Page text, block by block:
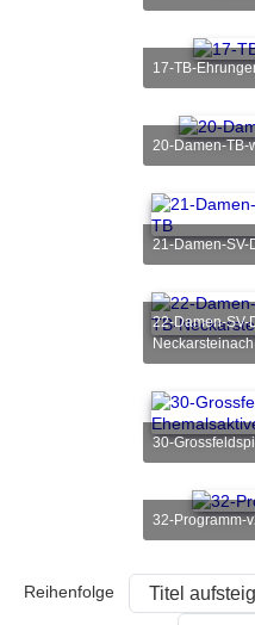
17-TB-
20-Damen-TB-
21-Damen-
22-Damen-SV-Darsberg-TB-
Neckarsteinach
30-
32-Programm-
Reihenfolge